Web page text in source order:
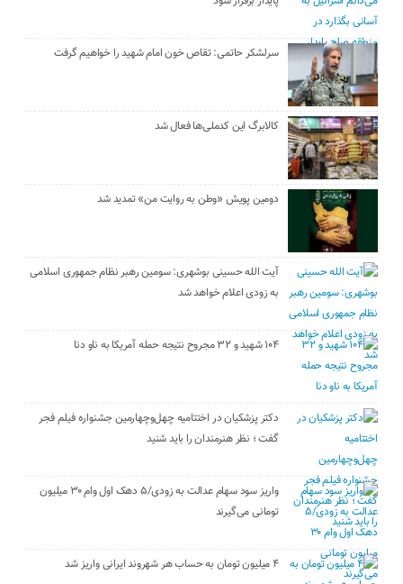
سرلشکر حاتمی: تقاص خون امام شهید را خواهیم گرفت
کالابرگ این کدملی‌ها فعال شد
دومین پویش «وطن به روایت من» تمدید شد
آیت الله حسینی بوشهری: سومین رهبر نظام جمهوری اسلامی
به زودی اعلام خواهد شد
۱۰۴ شهید و ۳۲ مجروح نتیجه حمله آمریکا به ناو دنا
دکتر پزشکیان در اختتامیه چهل‌وچهارمین جشنواره فیلم فجر
گفت ؛ نظر هنرمندان را باید شنید
واریز سود سهام عدالت به زودی/۵ دهک اول وام ۳۰ میلیون
تومانی می‌گیرند
۴ میلیون تومان به حساب هر شهروند ایرانی واریز شد